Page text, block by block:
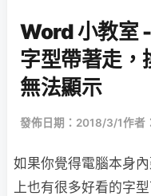
Word 小教室
字型帶著走，
無法顯示
發佈日期：2018/3/1作者
如果你覺得電腦本身
上也有很多好看的字